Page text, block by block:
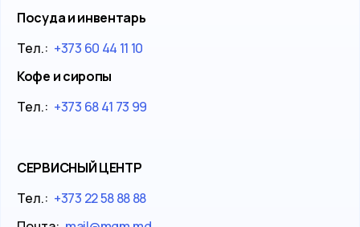
Посуда и инвентарь
Тел.: +373 60 44 11 10
Кофе и сиропы
Тел.: +373 68 41 73 99
СЕРВИСНЫЙ ЦЕНТР
Тел.: +373 22 58 88 88